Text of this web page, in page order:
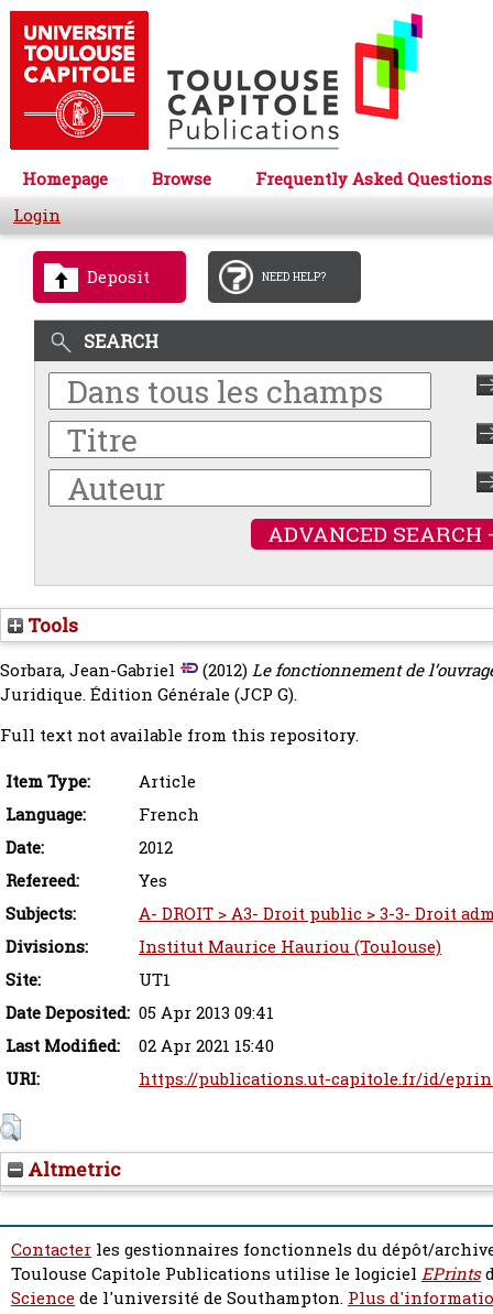
Homepage Browse
Frequently Asked Questions
Login
Deposit NEED HELP?
SEARCH
ADVANCED SEARCH
Tools
Sorbara, Jean-Gabriel (2012)Le fonctionnement de
Juridique. Édition Générale (JCP G).
Full text not available from this repository.
Item Type:
Article
Language:
French
Date:
2012
Refereed:
Yes
Subjects:
A- DROIT > A3- Droit public > 3-3- Droit
Divisions:
Institut Maurice Hauriou (Toulouse)
Site:
UT1
Date Deposited: 05 Apr 2013 09:41
Last Modified:
02 Apr 2021 15:40
URI:
https://publications.ut-capitole.fr/id/
Altmetric
Contacter les gestionnaires fonctionnels du dépôt/
Toulouse Capitole Publications utilise le logiciel EPrints
Sciencede l'université de Southampton. Plus